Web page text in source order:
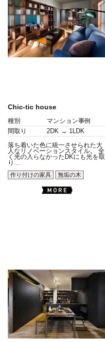
Chic-tic house
種別
マンション事例
間取り
2DK → 1LDK
落ち着いた色に統一させられた大
人なリノベーションスタイル。 全
く光の入らなかったDKにも光を取
り...
作り付けの家具
無垢の木